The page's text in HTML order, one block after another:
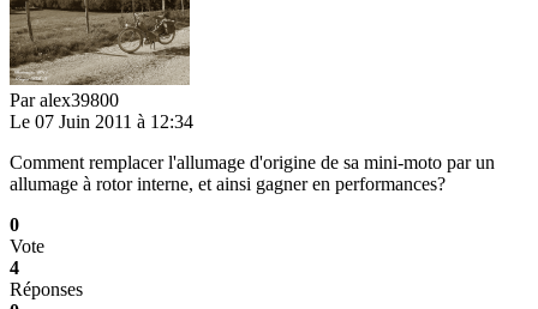
Paralex39800
Le 07 Juin 2011 à 12:34
Comment remplacer l'allumage d'origine de sa mini-moto par un
allumage à rotor interne, et ainsi gagner en performances?
0
Vote
4
Réponses